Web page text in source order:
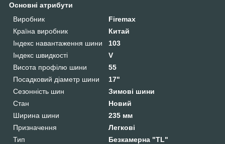
Основні атрибути
Виробник
Firemax
Країна виробник
Китай
Індекс навантаження шини
103
Індекс швидкості
V
Висота профілю шини
55
Посадковий діаметр шини
17"
Сезонність шин
Зимові шини
Стан
Новий
Ширина шини
235 мм
Призначення
Легкові
Тип
Безкамерна "TL"